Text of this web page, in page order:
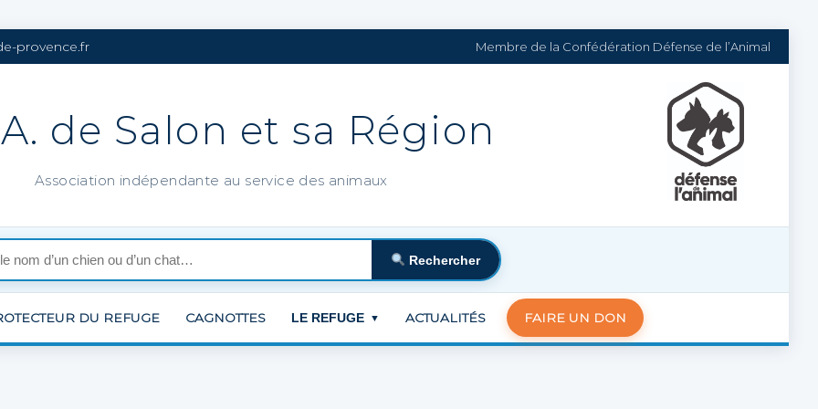
provence.fr Membre de la Confédération Défense de l’Animal
de Salon et sa Région
Association indépendante au service des animaux
Rechercher
DU REFUGE CAGNOTTES LE REFUGE ▼ ACTUALITÉS FAIRE UN DON